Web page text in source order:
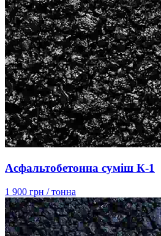
Асфальтобетонна суміш К-1
1 900 грн / тонна